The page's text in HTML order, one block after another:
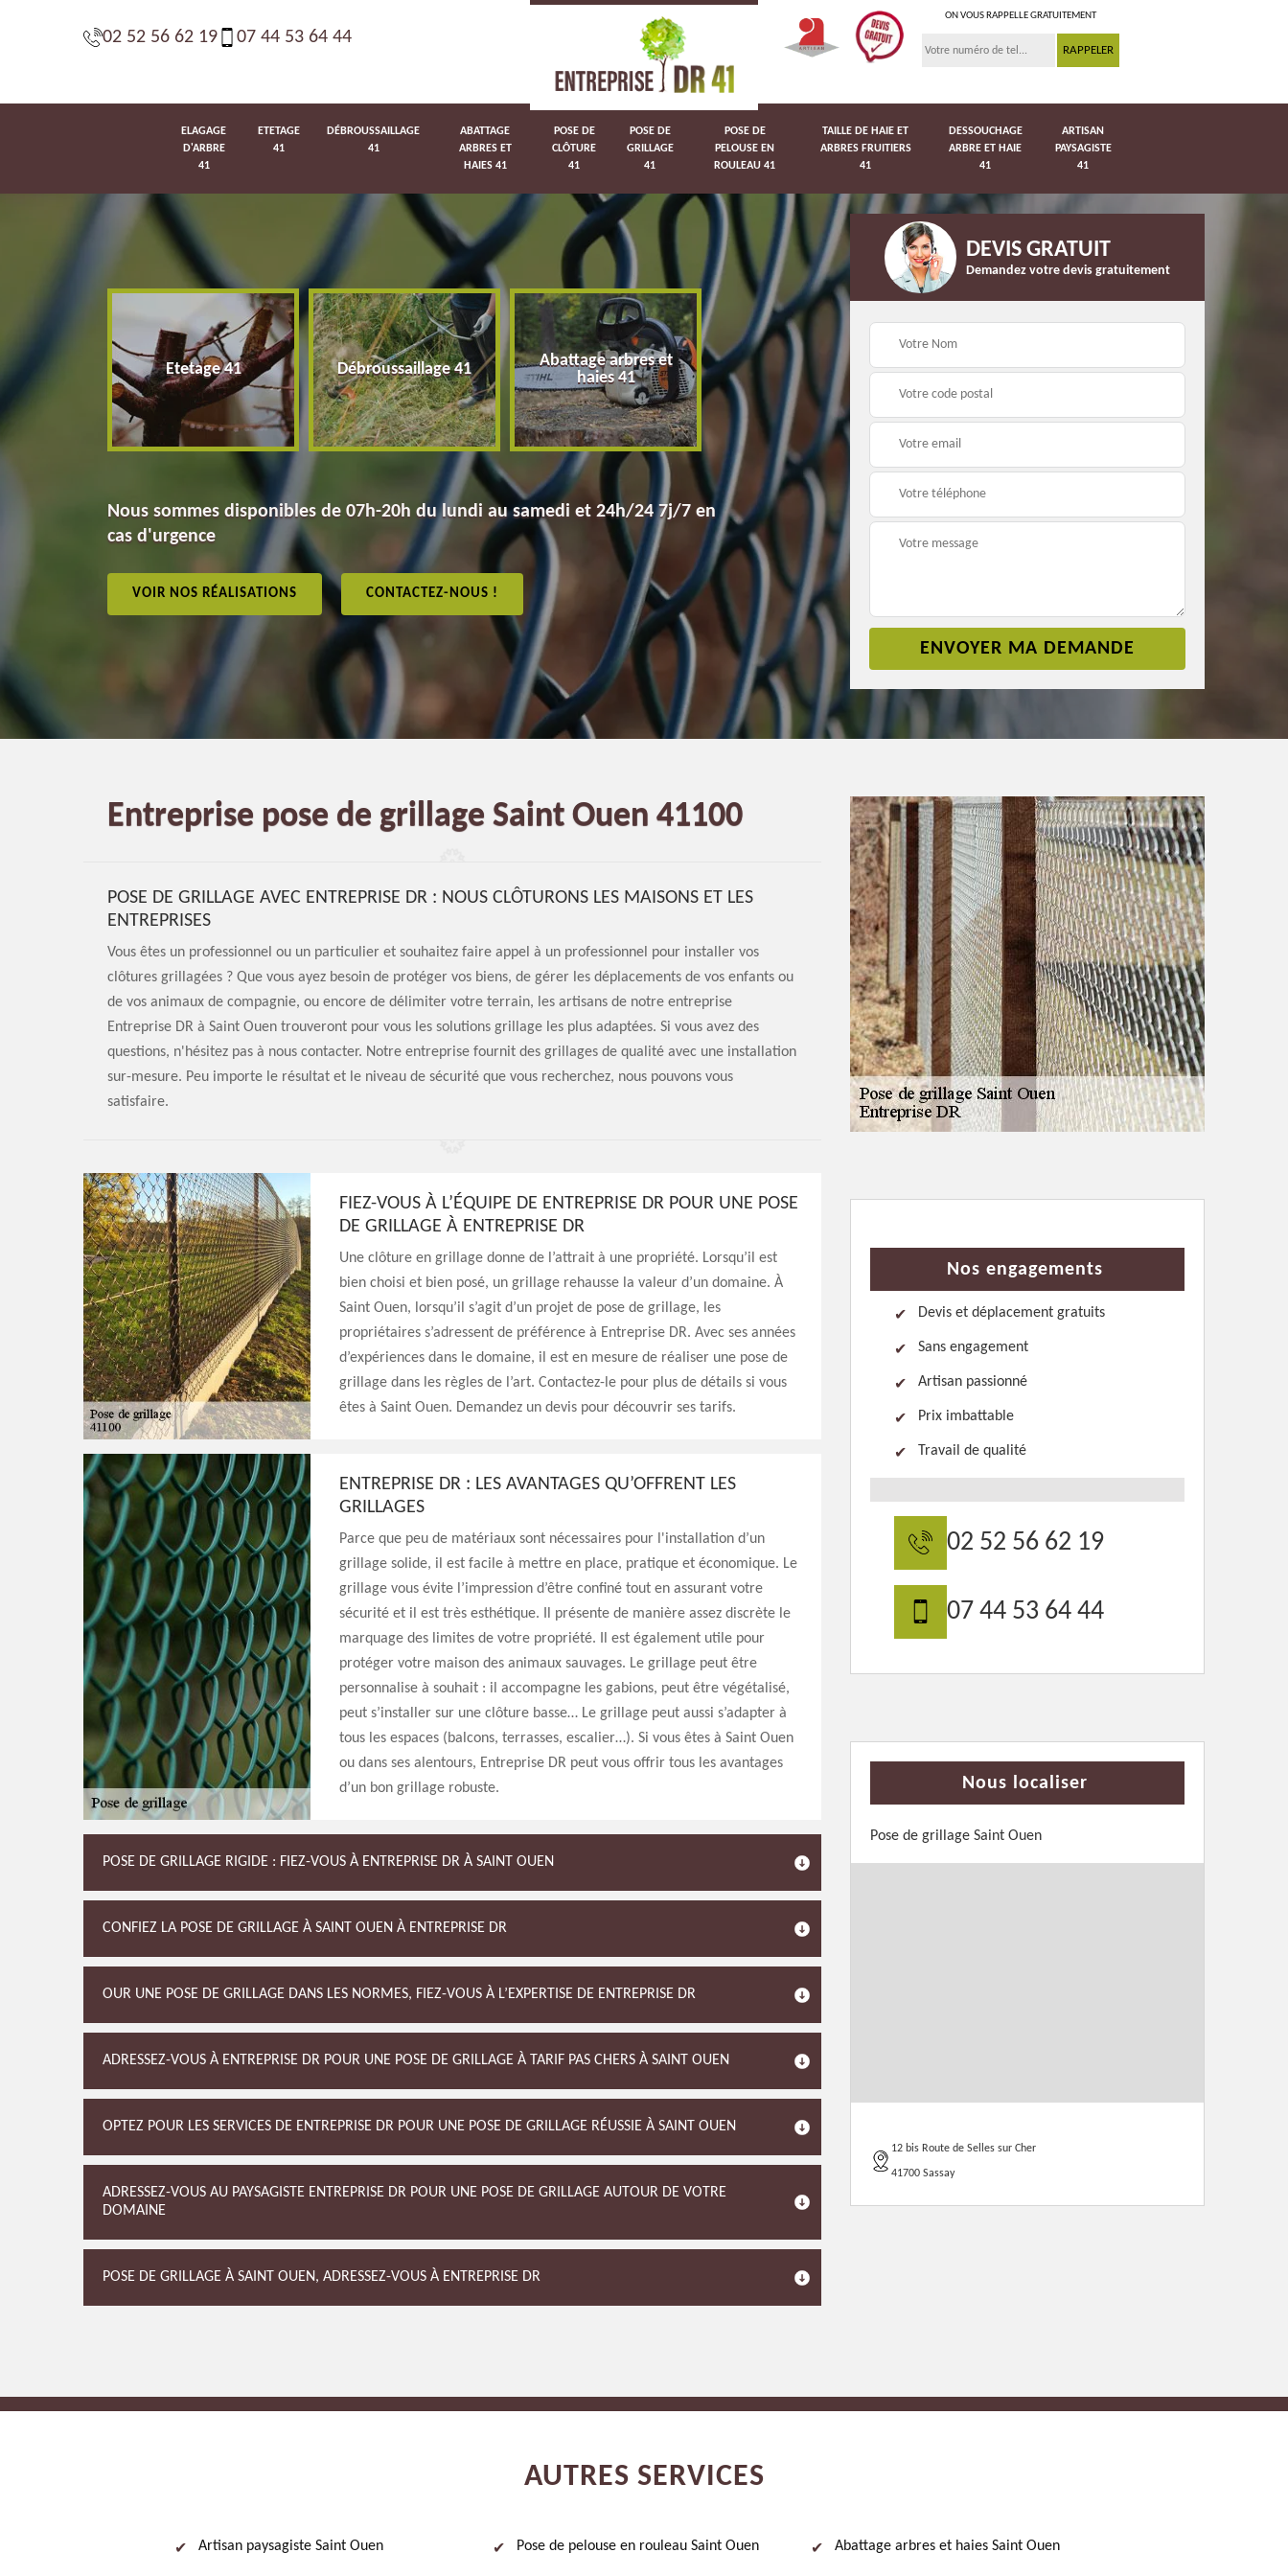
02 52 56 62 19 07 44 53 64 44
ON VOUS RAPPELLE GRATUITEMENT
ELAGAGE
D'ARBRE
41
ETETAGE
41
DÉBROUSSAILLAGE
41
ABATTAGE
ARBRES ET
HAIES 41
POSE DE
CLÔTURE
41
POSE DE
GRILLAGE
41
POSE DE
PELOUSE EN
ROULEAU 41
TAILLE DE HAIE ET
ARBRES FRUITIERS
41
DESSOUCHAGE
ARBRE ET HAIE
41
ARTISAN
PAYSAGISTE
41
Etetage 41 Débroussaillage 41
Abattage arbres et
haies 41
Pose de clôture 41 Pose de grillage 41
Pose de pelouse en
rouleau 41
Nous sommes disponibles de 07h-20h du lundi au samedi et 24h/24 7j/7 en
cas d'urgence
VOIR NOS RÉALISATIONS CONTACTEZ-NOUS !
DEVIS GRATUIT
Demandez votre devis gratuitement
Entreprise pose de grillage Saint Ouen 41100
POSE DE GRILLAGE AVEC ENTREPRISE DR : NOUS CLÔTURONS LES MAISONS ET LES
ENTREPRISES
Vous êtes un professionnel ou un particulier et souhaitez faire appel à un professionnel pour installer vos
clôtures grillagées ? Que vous ayez besoin de protéger vos biens, de gérer les déplacements de vos enfants ou
de vos animaux de compagnie, ou encore de délimiter votre terrain, les artisans de notre entreprise
Entreprise DR à Saint Ouen trouveront pour vous les solutions grillage les plus adaptées. Si vous avez des
questions, n'hésitez pas à nous contacter. Notre entreprise fournit des grillages de qualité avec une installation
sur-mesure. Peu importe le résultat et le niveau de sécurité que vous recherchez, nous pouvons vous
satisfaire.
FIEZ-VOUS À L’ÉQUIPE DE ENTREPRISE DR POUR UNE POSE
DE GRILLAGE À ENTREPRISE DR
Une clôture en grillage donne de l’attrait à une propriété. Lorsqu’il est
bien choisi et bien posé, un grillage rehausse la valeur d’un domaine. À
Saint Ouen, lorsqu’il s’agit d’un projet de pose de grillage, les
propriétaires s’adressent de préférence à Entreprise DR. Avec ses années
d’expériences dans le domaine, il est en mesure de réaliser une pose de
grillage dans les règles de l’art. Contactez-le pour plus de détails si vous
êtes à Saint Ouen. Demandez un devis pour découvrir ses tarifs.
ENTREPRISE DR : LES AVANTAGES QU’OFFRENT LES
GRILLAGES
Parce que peu de matériaux sont nécessaires pour l'installation d’un
grillage solide, il est facile à mettre en place, pratique et économique. Le
grillage vous évite l’impression d’être confiné tout en assurant votre
sécurité et il est très esthétique. Il présente de manière assez discrète le
marquage des limites de votre propriété. Il est également utile pour
protéger votre maison des animaux sauvages. Le grillage peut être
personnalise à souhait : il accompagne les gabions, peut être végétalisé,
peut s’installer sur une clôture basse… Le grillage peut aussi s’adapter à
tous les espaces (balcons, terrasses, escalier…). Si vous êtes à Saint Ouen
ou dans ses alentours, Entreprise DR peut vous offrir tous les avantages
d’un bon grillage robuste.
POSE DE GRILLAGE RIGIDE : FIEZ-VOUS À ENTREPRISE DR À SAINT OUEN
CONFIEZ LA POSE DE GRILLAGE À SAINT OUEN À ENTREPRISE DR
OUR UNE POSE DE GRILLAGE DANS LES NORMES, FIEZ-VOUS À L’EXPERTISE DE ENTREPRISE DR
ADRESSEZ-VOUS À ENTREPRISE DR POUR UNE POSE DE GRILLAGE À TARIF PAS CHERS À SAINT OUEN
OPTEZ POUR LES SERVICES DE ENTREPRISE DR POUR UNE POSE DE GRILLAGE RÉUSSIE À SAINT OUEN
ADRESSEZ-VOUS AU PAYSAGISTE ENTREPRISE DR POUR UNE POSE DE GRILLAGE AUTOUR DE VOTRE
DOMAINE
POSE DE GRILLAGE À SAINT OUEN, ADRESSEZ-VOUS À ENTREPRISE DR
Nos engagements
Devis et déplacement gratuits
Sans engagement
Artisan passionné
Prix imbattable
Travail de qualité
02 52 56 62 19
07 44 53 64 44
Nous localiser
Pose de grillage Saint Ouen
12 bis Route de Selles sur Cher
41700 Sassay
AUTRES SERVICES
Artisan paysagiste Saint Ouen Pose de pelouse en rouleau Saint Ouen Abattage arbres et haies Saint Ouen